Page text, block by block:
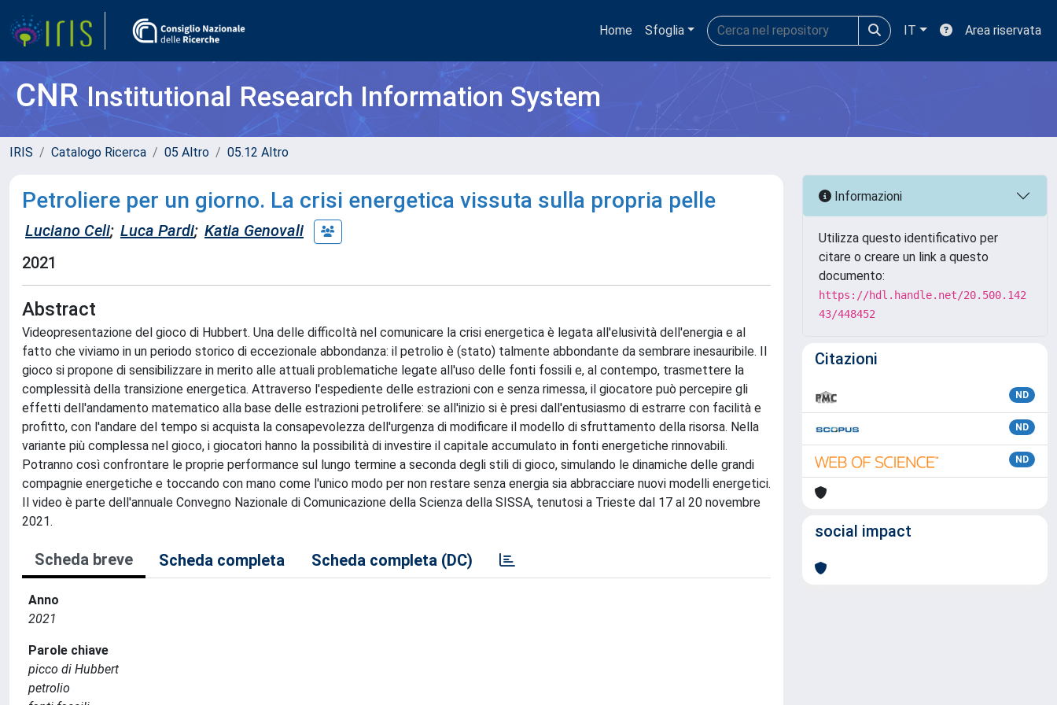
Home Sfoglia IT Area riservata
CNRInstitutional Research Information System
IRIS Catalogo Ricerca 05 Altro 05.12 Altro
Petroliere per un giorno. La crisi energetica vissuta sulla propria pelle
Luciano Celi; Luca Pardi; Katia Genovali
2021
Abstract
Videopresentazione del gioco di Hubbert. Una delle difficoltà nel comunicare la crisi energetica è legata all'elusività dell'energia e al
fatto che viviamo in un periodo storico di eccezionale abbondanza: il petrolio è (stato) talmente abbondante da sembrare inesauribile. Il
gioco si propone di sensibilizzare in merito alle attuali problematiche legate all'uso delle fonti fossili e, al contempo, trasmettere la
complessità della transizione energetica. Attraverso l'espediente delle estrazioni con e senza rimessa, il giocatore può percepire gli
effetti dell'andamento matematico alla base delle estrazioni petrolifere: se all'inizio si è presi dall'entusiasmo di estrarre con facilità e
profitto, con l'andare del tempo si acquista la consapevolezza dell'urgenza di modificare il modello di sfruttamento della risorsa. Nella
variante più complessa nel gioco, i giocatori hanno la possibilità di investire il capitale accumulato in fonti energetiche rinnovabili.
Potranno così confrontare le proprie performance sul lungo termine a seconda degli stili di gioco, simulando le dinamiche delle grandi
compagnie energetiche e toccando con mano come l'unico modo per non restare senza energia sia abbracciare nuovi modelli energetici.
Il video è parte dell'annuale Convegno Nazionale di Comunicazione della Scienza della SISSA, tenutosi a Trieste dal 17 al 20 novembre
2021.
Scheda breve Scheda completa Scheda completa (DC)
Anno
2021
Parole chiave
picco di Hubbert
petrolio
Informazioni
Utilizza questo identificativo per
citare o creare un link a questo
documento:
https://hdl.handle.net/20.500.142
43/448452
Citazioni
ND
ND
ND
social impact